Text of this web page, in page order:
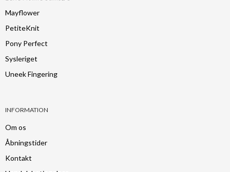
Mayflower
PetiteKnit
Pony Perfect
Sysleriget
Uneek Fingering
INFORMATION
Om os
Åbningstider
Kontakt